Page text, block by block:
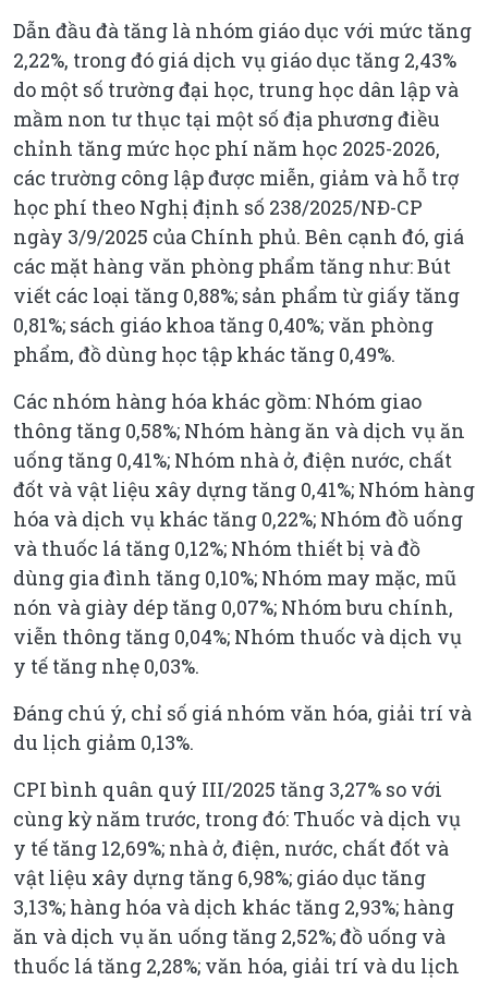
Dẫn đầu đà tăng là nhóm giáo dục với mức tăng
2,22%, trong đó giá dịch vụ giáo dục tăng 2,43%
do một số trường đại học, trung học dân lập và
mầm non tư thục tại một số địa phương điều
chỉnh tăng mức học phí năm học 2025-2026,
các trường công lập được miễn, giảm và hỗ trợ
học phí theo Nghị định số 238/2025/NĐ-CP
ngày 3/9/2025 của Chính phủ. Bên cạnh đó, giá
các mặt hàng văn phòng phẩm tăng như: Bút
viết các loại tăng 0,88%; sản phẩm từ giấy tăng
0,81%; sách giáo khoa tăng 0,40%; văn phòng
phẩm, đồ dùng học tập khác tăng 0,49%.
Các nhóm hàng hóa khác gồm: Nhóm giao
thông tăng 0,58%; Nhóm hàng ăn và dịch vụ ăn
uống tăng 0,41%; Nhóm nhà ở, điện nước, chất
đốt và vật liệu xây dựng tăng 0,41%; Nhóm hàng
hóa và dịch vụ khác tăng 0,22%; Nhóm đồ uống
và thuốc lá tăng 0,12%; Nhóm thiết bị và đồ
dùng gia đình tăng 0,10%; Nhóm may mặc, mũ
nón và giày dép tăng 0,07%; Nhóm bưu chính,
viễn thông tăng 0,04%; Nhóm thuốc và dịch vụ
y tế tăng nhẹ 0,03%.
Đáng chú ý, chỉ số giá nhóm văn hóa, giải trí và
du lịch giảm 0,13%.
CPI bình quân quý III/2025 tăng 3,27% so với
cùng kỳ năm trước, trong đó: Thuốc và dịch vụ
y tế tăng 12,69%; nhà ở, điện, nước, chất đốt và
vật liệu xây dựng tăng 6,98%; giáo dục tăng
3,13%; hàng hóa và dịch khác tăng 2,93%; hàng
ăn và dịch vụ ăn uống tăng 2,52%; đồ uống và
thuốc lá tăng 2,28%; văn hóa, giải trí và du lịch